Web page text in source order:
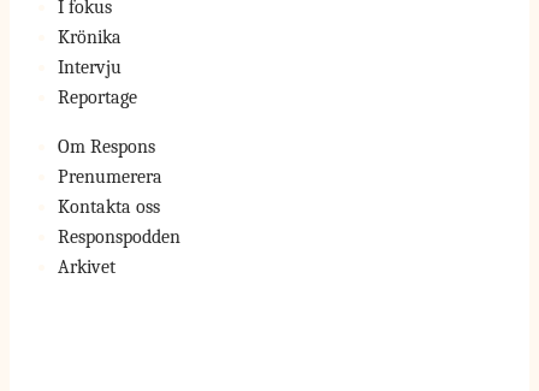
I fokus
Krönika
Intervju
Reportage
Om Respons
Prenumerera
Kontakta oss
Responspodden
Arkivet